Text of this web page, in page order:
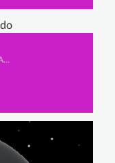
Secundaria, DANIEL ANTÚNEZ GARRIDO, PABLO MARTÍN BRAVO y PABLO TABOADA GONZÁLEZ